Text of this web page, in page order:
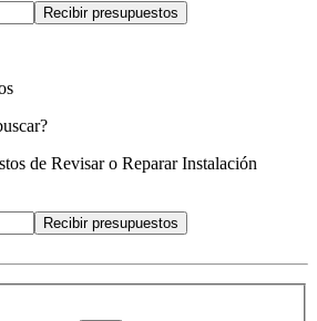
Recibir presupuestos
de Revisar o Reparar Instalación
Recibir presupuestos